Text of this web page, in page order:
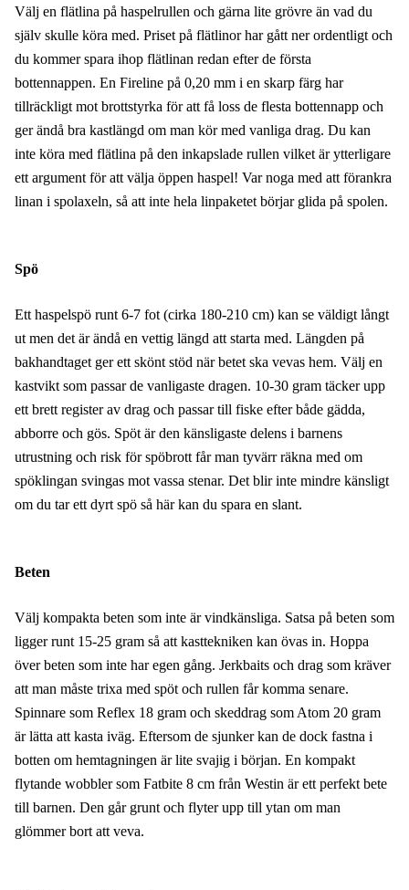
Välj en flätlina på haspelrullen och gärna lite grövre än vad du
själv skulle köra med. Priset på flätlinor har gått ner ordentligt och
du kommer spara ihop flätlinan redan efter de första
bottennappen. En Fireline på 0,20 mm i en skarp färg har
tillräckligt mot brottstyrka för att få loss de flesta bottennapp och
ger ändå bra kastlängd om man kör med vanliga drag. Du kan
inte köra med flätlina på den inkapslade rullen vilket är ytterligare
ett argument för att välja öppen haspel! Var noga med att förankra
linan i spolaxeln, så att inte hela linpaketet börjar glida på spolen.
Spö
Ett haspelspö runt 6-7 fot (cirka 180-210 cm) kan se väldigt långt
ut men det är ändå en vettig längd att starta med. Längden på
bakhandtaget ger ett skönt stöd när betet ska vevas hem. Välj en
kastvikt som passar de vanligaste dragen. 10-30 gram täcker upp
ett brett register av drag och passar till fiske efter både gädda,
abborre och gös. Spöt är den känsligaste delens i barnens
utrustning och risk för spöbrott får man tyvärr räkna med om
spöklingan svingas mot vassa stenar. Det blir inte mindre känsligt
om du tar ett dyrt spö så här kan du spara en slant.
Beten
Välj kompakta beten som inte är vindkänsliga. Satsa på beten som
ligger runt 15-25 gram så att kasttekniken kan övas in. Hoppa
över beten som inte har egen gång. Jerkbaits och drag som kräver
att man måste trixa med spöt och rullen får komma senare.
Spinnare som Reflex 18 gram och skeddrag som Atom 20 gram
är lätta att kasta iväg. Eftersom de sjunker kan de dock fastna i
botten om hemtagningen är lite svajig i början. En kompakt
flytande wobbler som Fatbite 8 cm från Westin är ett perfekt bete
till barnen. Den går grunt och flyter upp till ytan om man
glömmer bort att veva.